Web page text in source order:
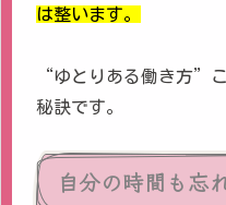
は整います。
“ゆとりある働き方”
秘訣です。
自分の時間も忘